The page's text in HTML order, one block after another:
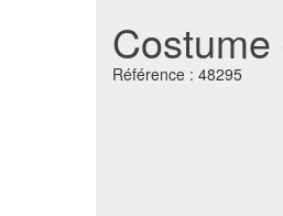
Référence : 48295